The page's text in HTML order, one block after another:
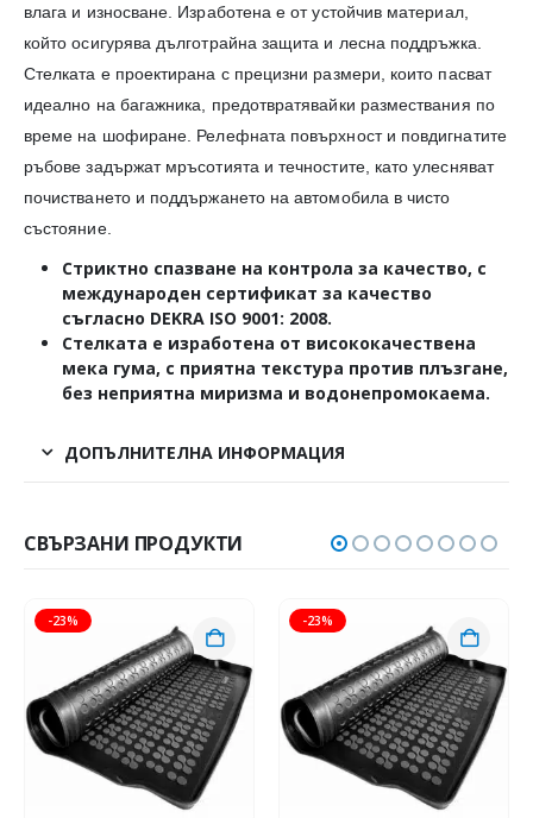
влага и износване. Изработена е от устойчив материал,
който осигурява дълготрайна защита и лесна поддръжка.
Стелката е проектирана с прецизни размери, които пасват
идеално на багажника, предотвратявайки размествания по
време на шофиране. Релефната повърхност и повдигнатите
ръбове задържат мръсотията и течностите, като улесняват
почистването и поддържането на автомобила в чисто
състояние.
Стриктно спазване на контрола за качество, с
международен сертификат за качество
съгласно DEKRA ISO 9001: 2008.
Стелката е изработена от висококачествена
мека гума, с приятна текстура против плъзгане,
без неприятна миризма и водонепромокаема.
ДОПЪЛНИТЕЛНА ИНФОРМАЦИЯ
СВЪРЗАНИ ПРОДУКТИ
-23% -23%